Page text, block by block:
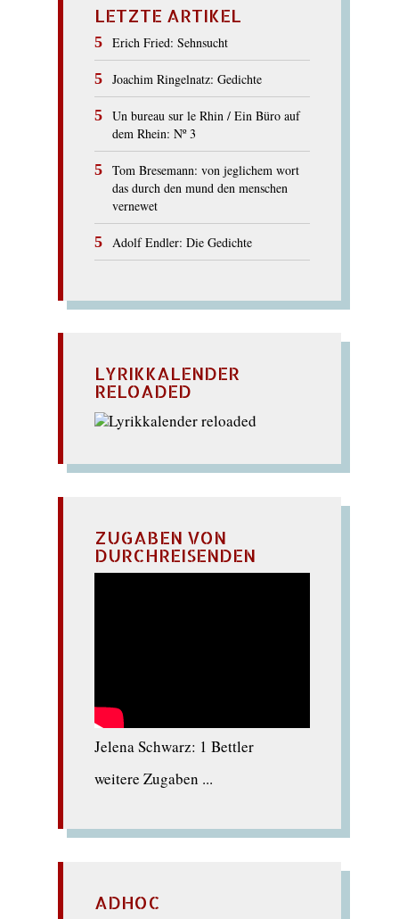
LETZTE ARTIKEL
Erich Fried: Sehnsucht
Joachim Ringelnatz: Gedichte
Un bureau sur le Rhin / Ein Büro auf
dem Rhein: Nº 3
Tom Bresemann: von jeglichem wort
das durch den mund den menschen
vernewet
Adolf Endler: Die Gedichte
LYRIKKALENDER
RELOADED
ZUGABEN VON
DURCHREISENDEN
Jelena Schwarz: 1 Bettler
weitere Zugaben ...
ADHOC